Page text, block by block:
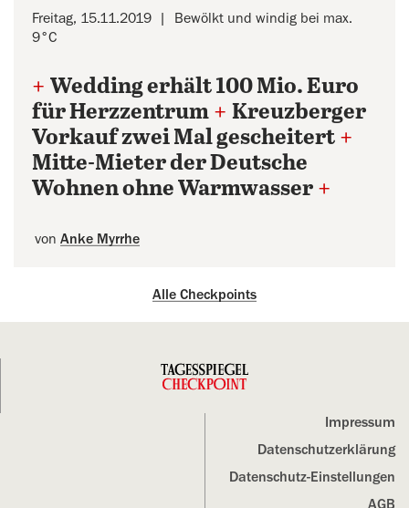
Freitag, 15.11.2019
Bewölkt und windig bei max.
9°C
+ Wedding erhält 100 Mio. Euro
für Herzzentrum + Kreuzberger
Vorkauf zwei Mal gescheitert +
Mitte-Mieter der Deutsche
Wohnen ohne Warmwasser +
von Anke Myrrhe
Alle Checkpoints
Impressum
Datenschutz­erklärung
Datenschutz-Einstellungen
AGB